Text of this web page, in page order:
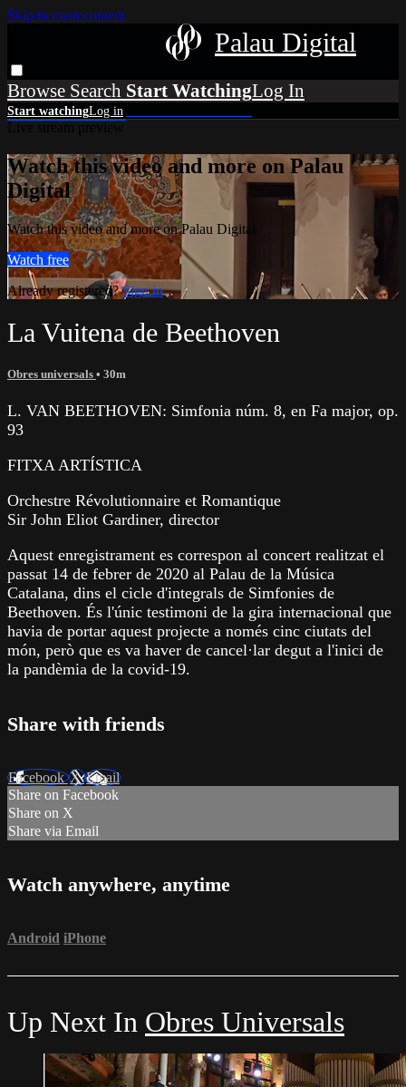
Skip to main content
Palau Digital
Browse Search
Watch this video and more on Palau
Digital
Watch this video and more on Palau Digital
Watch free
Already registered?Sign in
La Vuitena de Beethoven
Obres universals • 30m
L. VAN BEETHOVEN: Simfonia núm. 8, en Fa major, op.
93
FITXA ARTÍSTICA
Orchestre Révolutionnaire et Romantique
Sir John Eliot Gardiner, director
Aquest enregistrament es correspon al concert realitzat el
passat 14 de febrer de 2020 al Palau de la Música
Catalana, dins el cicle d'integrals de Simfonies de
Beethoven. És l'únic testimoni de la gira internacional que
havia de portar aquest projecte a només cinc ciutats del
món, però que es va haver de cancel·lar degut a l'inici de
la pandèmia de la covid-19.
Share with friends
FacebookXEmail
Share on Facebook
Share on X
Share via Email
Watch anywhere, anytime
Android iPhone
Up Next In Obres Universals